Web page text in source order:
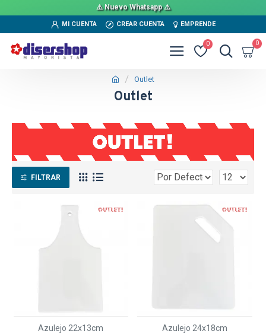
⚠️ Nuevo Whatsapp ⚠️
MI CUENTA CREAR CUENTA EMPRENDE
0 0
Outlet
Outlet
FILTRAR
OUT
Azulejo 22x13cm
OUT
Azulejo 24x18cm